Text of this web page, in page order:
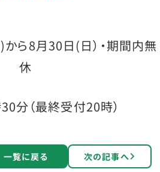
ら8月30日(日）・期間内無
休
分（最終受付20時）
一覧に戻る 次の記事へ